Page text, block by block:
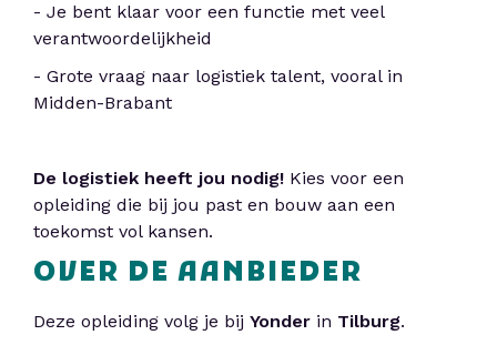
- Je bent klaar voor een functie met veel
verantwoordelijkheid
- Grote vraag naar logistiek talent, vooral in
Midden-Brabant
De logistiek heeft jou nodig! Kies voor een
opleiding die bij jou past en bouw aan een
toekomst vol kansen.
OVER DE AANBIEDER
Deze opleiding volg je bij Yonder in Tilburg.